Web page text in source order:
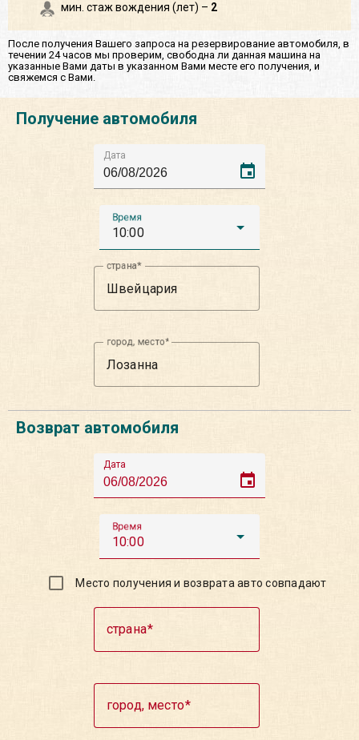
мин. стаж вождения (лет) – 2
После получения Вашего запроса на резервирование автомобиля, в
течении 24 часов мы проверим, свободна ли данная машина на
указанные Вами даты в указанном Вами месте его получения, и
свяжемся с Вами.
Получение автомобиля
Дата
event
Время
10:00
страна
город, место
Возврат автомобиля
Дата
event
Время
10:00
Место получения и возврата авто совпадают
страна
город, место